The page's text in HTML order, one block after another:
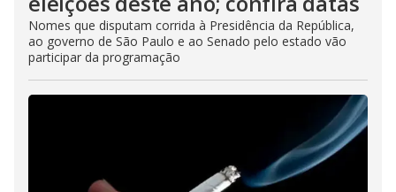
Nomes que disputam corrida à Presidência da República,
ao governo de São Paulo e ao Senado pelo estado vão
participar da programação